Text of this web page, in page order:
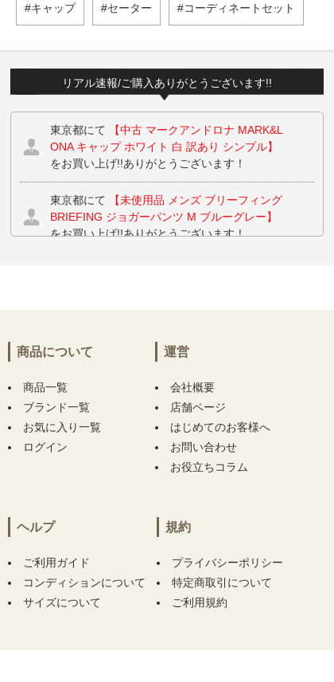
キャップ セーター コーディネートセット
リアル速報/ご購入ありがとうございます!!
東京都にて
【中古 マークアンドロナ MARK&L
ONA キャップ ホワイト 白 訳あり シンプル】
をお買い上げ!!ありがとうございます！
東京都にて
【未使用品 メンズ ブリーフィング
BRIEFING ジョガーパンツ M ブルーグレー】
をお買い上げ!!ありがとうございます！
【中古 レディース パーリーゲイ
ツ PEARLY GATES ワンピース 1(M) ピンク 半
す！
宮城県にて
【中古 レディース アンパスィ and
per se ショートパンツ L 紺 ネイビー 貝殻柄】
をお買い上げ!!ありがとうございます！
per se ショートパンツ L 紺 ネイビー 貝殻柄】
をお買い上げ!!ありがとうございます！
宮城県にて
【中古 レディース アンパスィ and
per se ショートパンツ L 紺 ネイビー 貝殻柄】
をお買い上げ!!ありがとうございます！
ツ PEARLY GATES ワンピース 1(M) 青×緑 ノ
商品について
商品一覧
ブランド一覧
お気に入り一覧
ログイン
運営
会社概要
店舗ページ
はじめてのお客様へ
お問い合わせ
お役立ちコラム
ヘルプ
ご利用ガイド
コンディションについて
サイズについて
規約
プライバシーポリシー
特定商取引について
ご利用規約